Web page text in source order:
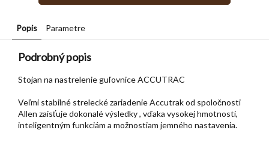
Popis Parametre
Podrobný popis
Stojan na nastrelenie guľovnice ACCUTRAC
Veľmi stabilné strelecké zariadenie Accutrak od spoločnosti
Allen zaisťuje dokonalé výsledky , vďaka vysokej hmotnosti,
inteligentným funkciám a možnostiam jemného nastavenia.